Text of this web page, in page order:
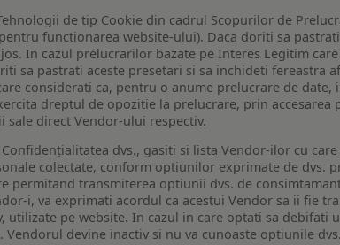
de tip Cookie din cadrul Scopurilor de
functionarea website-ului). Daca doriti sa
In cazul prelucrarilor bazate pe Interes Legitim
sa pastrati aceste presetari si sa inchideti fereastra
considerati ca, pentru o anume prelucrare de
dreptul de opozitie la prelucrare, prin
sale direct Vendor-ului respectiv.
dvs., gasiti si lista Vendor-ilor cu
colectate, conform optiunilor exprimate de
permitand transmiterea optiunii dvs. de
i, va exprimati acordul ca acestui Vendor sa ii fie
utilizate pe website. In cazul in care optati sa
Vendorul devine inactiv si nu va cunoaste optiunile